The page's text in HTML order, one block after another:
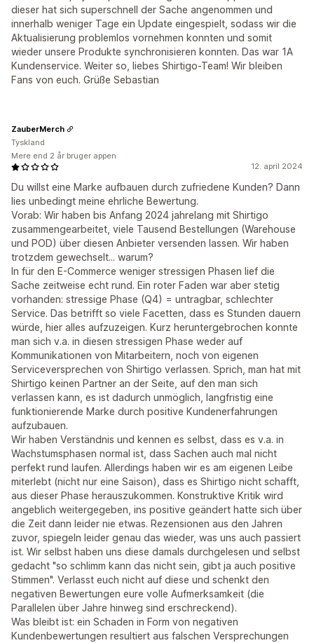
dieser hat sich superschnell der Sache angenommen und
innerhalb weniger Tage ein Update eingespielt, sodass wir die
Aktualisierung problemlos vornehmen konnten und somit
wieder unsere Produkte synchronisieren konnten. Das war 1A
Kundenservice. Weiter so, liebes Shirtigo-Team! Wir bleiben
Fans von euch. Grüße Sebastian
12. april 2024
Du willst eine Marke aufbauen durch zufriedene Kunden? Dann
lies unbedingt meine ehrliche Bewertung.
Vorab: Wir haben bis Anfang 2024 jahrelang mit Shirtigo
zusammengearbeitet, viele Tausend Bestellungen (Warehouse
und POD) über diesen Anbieter versenden lassen. Wir haben
trotzdem gewechselt... warum?
In für den E-Commerce weniger stressigen Phasen lief die
Sache zeitweise echt rund. Ein roter Faden war aber stetig
vorhanden: stressige Phase (Q4) = untragbar, schlechter
Service. Das betrifft so viele Facetten, dass es Stunden dauern
würde, hier alles aufzuzeigen. Kurz heruntergebrochen konnte
man sich v.a. in diesen stressigen Phase weder auf
Kommunikationen von Mitarbeitern, noch von eigenen
Serviceversprechen von Shirtigo verlassen. Sprich, man hat mit
Shirtigo keinen Partner an der Seite, auf den man sich
verlassen kann, es ist dadurch unmöglich, langfristig eine
funktionierende Marke durch positive Kundenerfahrungen
aufzubauen.
Wir haben Verständnis und kennen es selbst, dass es v.a. in
Wachstumsphasen normal ist, dass Sachen auch mal nicht
perfekt rund laufen. Allerdings haben wir es am eigenen Leibe
miterlebt (nicht nur eine Saison), dass es Shirtigo nicht schafft,
aus dieser Phase herauszukommen. Konstruktive Kritik wird
angeblich weitergegeben, ins positive geändert hatte sich über
die Zeit dann leider nie etwas. Rezensionen aus den Jahren
zuvor, spiegeln leider genau das wieder, was uns auch passiert
ist. Wir selbst haben uns diese damals durchgelesen und selbst
gedacht "so schlimm kann das nicht sein, gibt ja auch positive
Stimmen". Verlasst euch nicht auf diese und schenkt den
negativen Bewertungen eure volle Aufmerksamkeit (die
Parallelen über Jahre hinweg sind erschreckend).
Was bleibt ist: ein Schaden in Form von negativen
Kundenbewertungen resultiert aus falschen Versprechungen
ZauberMerch
Tyskland
Mere end 2 år bruger appen